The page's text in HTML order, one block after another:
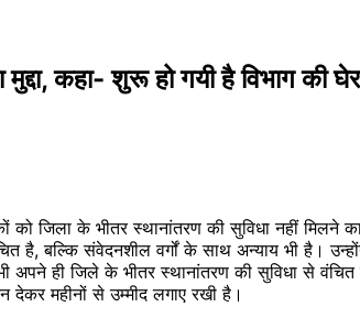
कहा- शुरू हो गयी है विभाग की
को जिला के भीतर स्थानांतरण की सुविधा नहीं मिलने
बल्कि संवेदनशील वर्गों के साथ अन्याय भी है।
अपने ही जिले के भीतर स्थानांतरण की सुविधा से
महीनों से उम्मीद लगाए रखी है।